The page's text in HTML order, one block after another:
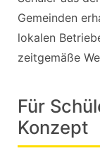
Gemeinden
lokalen
zeitgemäße
Für
Konzept